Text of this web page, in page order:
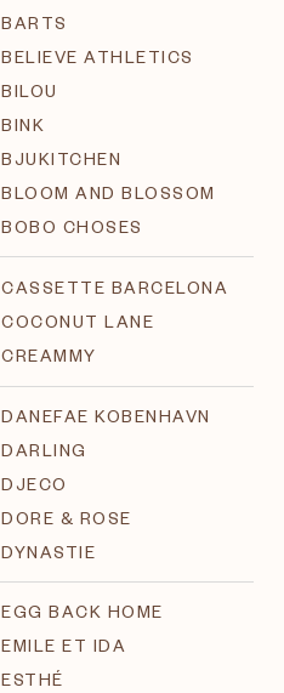
BARTS
BELIEVE ATHLETICS
BILOU
BINK
BJUKITCHEN
BLOOM AND BLOSSOM
BOBO CHOSES
CASSETTE BARCELONA
COCONUT LANE
CREAMMY
DANEFAE KOBENHAVN
DARLING
DJECO
DORE & ROSE
DYNASTIE
EGG BACK HOME
EMILE ET IDA
ESTHÉ